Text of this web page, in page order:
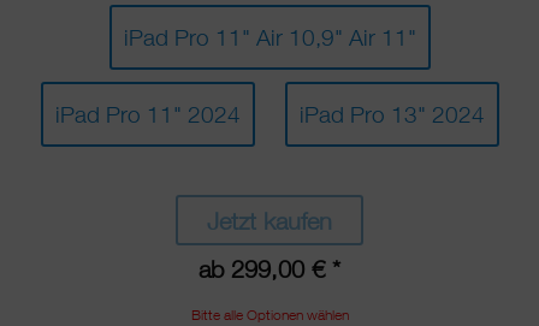
iPad Pro 11" Air 10,9" Air 11"
iPad Pro 11" 2024 iPad Pro 13" 2024
Jetzt kaufen
ab 299,00 € *
Bitte alle Optionen wählen